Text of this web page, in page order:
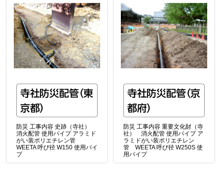
寺社防災配管（東
京都）
防災 工事内容 史跡（寺社）
消火配管 使用パイプ アラミド
がい装ポリエチレン管
WEETA 呼び径 W150 使用パイ
プ
寺社防災配管（京
都府）
防災 工事内容 重要文化財（寺
社） 消火配管 使用パイプ ア
ラミドがい装ポリエチレン
管 WEETA 呼び径 W250S 使
用パイプ